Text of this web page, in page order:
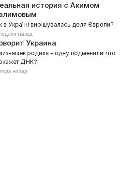
история с Акимом
в Україні вирішувалась доля Європи?
назад
Украина
родила – одну подменили: что
ДНК?
назад